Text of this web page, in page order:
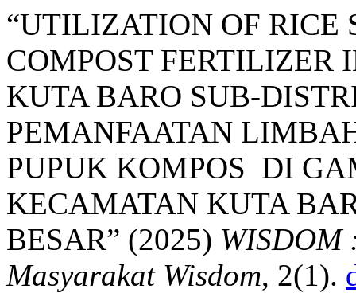
“UTILIZATION OF RICE
COMPOST FERTILIZER
KUTA BARO SUB-
PEMANFAATAN
PUPUK KOMPOS DI
KECAMATAN KUTA
BESAR” (2025) WISDOM
Masyarakat Wisdom, 2(1).